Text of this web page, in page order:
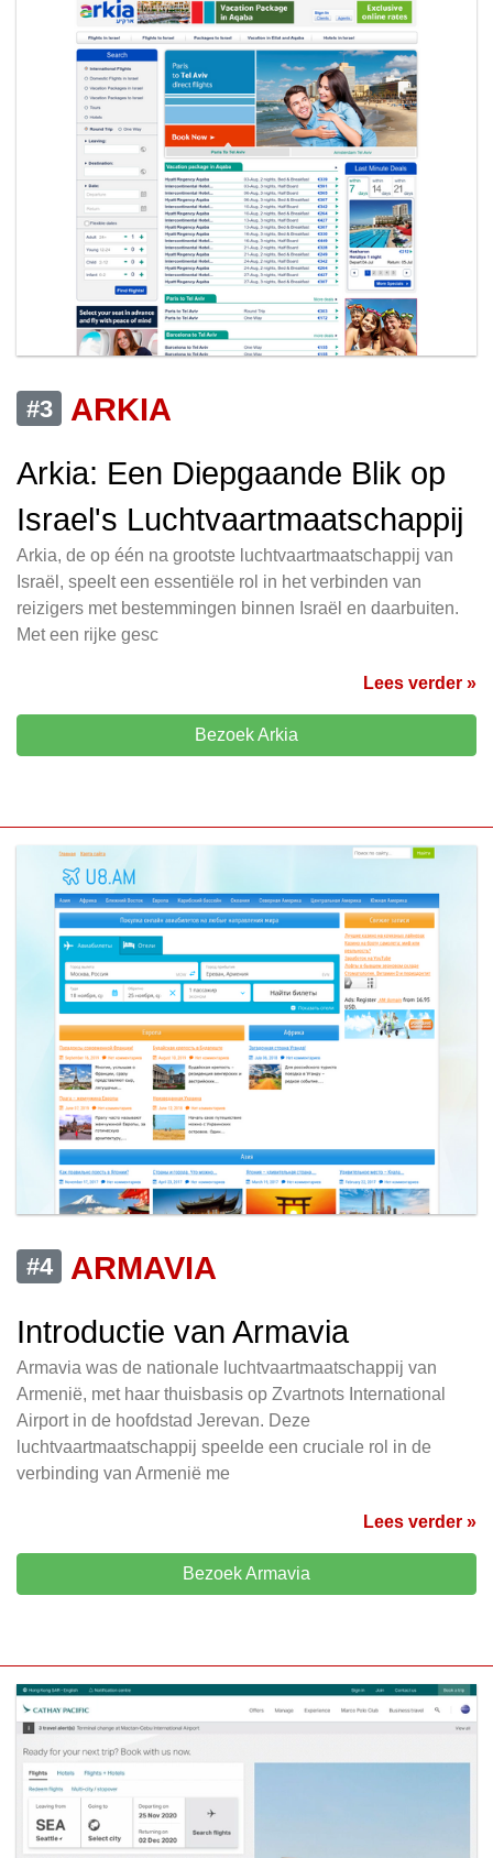
#3
ARKIA
Arkia: Een Diepgaande Blik op
Israel's Luchtvaartmaatschappij
Arkia, de op één na grootste luchtvaartmaatschappij van
Israël, speelt een essentiële rol in het verbinden van
reizigers met bestemmingen binnen Israël en daarbuiten.
Met een rijke gesc
Lees verder »
Bezoek Arkia
#4
ARMAVIA
Introductie van Armavia
Armavia was de nationale luchtvaartmaatschappij van
Armenië, met haar thuisbasis op Zvartnots International
Airport in de hoofdstad Jerevan. Deze
luchtvaartmaatschappij speelde een cruciale rol in de
verbinding van Armenië me
Lees verder »
Bezoek Armavia